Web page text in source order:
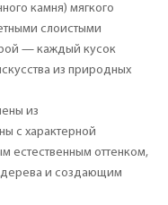
камня) мягкого
слоистыми
— каждый кусок
из природных
из
с характерной
естественным оттенком,
и создающим